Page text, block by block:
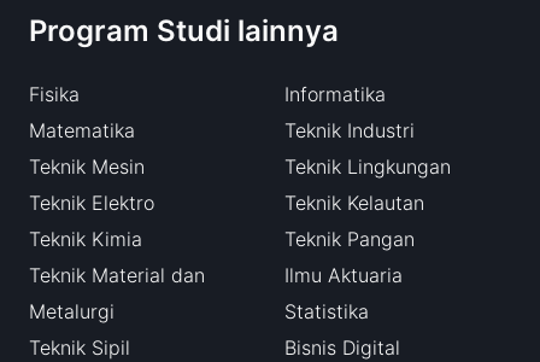
Program Studi lainnya
Fisika
Matematika
Teknik Mesin
Teknik Elektro
Teknik Kimia
Teknik Material dan
Metalurgi
Teknik Sipil
Informatika
Teknik Industri
Teknik Lingkungan
Teknik Kelautan
Teknik Pangan
Ilmu Aktuaria
Statistika
Bisnis Digital